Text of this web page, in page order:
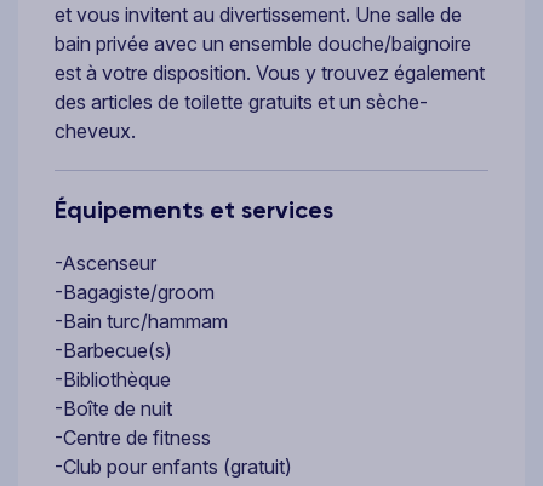
et vous invitent au divertissement. Une salle de
bain privée avec un ensemble douche/baignoire
est à votre disposition. Vous y trouvez également
des articles de toilette gratuits et un sèche-
cheveux.
Équipements et services
-Ascenseur
-Bagagiste/groom
-Bain turc/hammam
-Barbecue(s)
-Bibliothèque
-Boîte de nuit
-Centre de fitness
-Club pour enfants (gratuit)